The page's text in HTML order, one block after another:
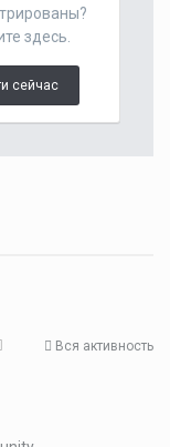
здесь.
сейчас
Вся активность